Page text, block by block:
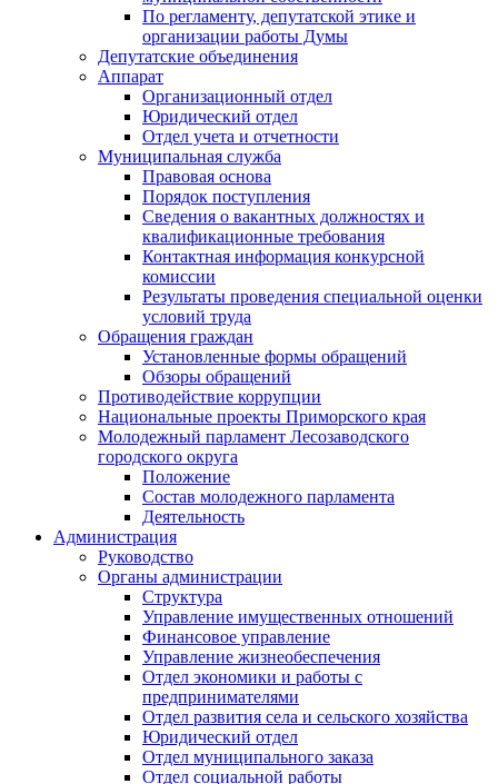
По регламенту, депутатской этике и
организации работы Думы
Депутатские объединения
Аппарат
Организационный отдел
Юридический отдел
Отдел учета и отчетности
Муниципальная служба
Правовая основа
Порядок поступления
Сведения о вакантных должностях и
квалификационные требования
Контактная информация конкурсной
комиссии
Результаты проведения специальной оценки
условий труда
Обращения граждан
Установленные формы обращений
Обзоры обращений
Противодействие коррупции
Национальные проекты Приморского края
Молодежный парламент Лесозаводского
городского округа
Положение
Состав молодежного парламента
Деятельность
Администрация
Руководство
Органы администрации
Структура
Управление имущественных отношений
Финансовое управление
Управление жизнеобеспечения
Отдел экономики и работы с
предпринимателями
Отдел развития села и сельского хозяйства
Юридический отдел
Отдел муниципального заказа
Отдел социальной работы